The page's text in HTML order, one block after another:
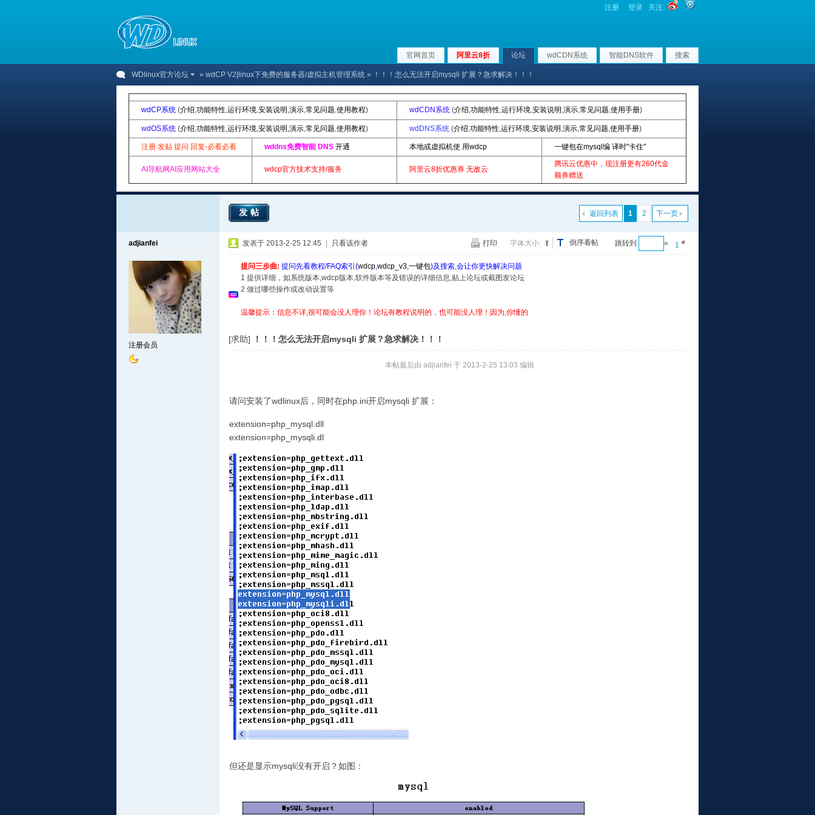
注册 登录 关注:
官网首页 阿里云8折 论坛 wdCDN系统 智能DNS软件 搜索
WDlinux官方论坛 » wdCP V2|linux下免费的服务器/虚拟主机管理系统 » ！！！怎么无法开启mysqli 扩展？急求解决！！！
wdCP系统 (介绍,功能特性,运行环境,安装说明 ,演示,常见问题,使用教程) wdCDN系统 (介绍,功能特性,运行环境,安装说明 ,演示,常见问题,使用手册)
wdOS系统 (介绍,功能特性,运行环境,安装说明 ,演示,常见问题,使用教程) wdDNS系统 (介绍,功能特性,运行环境,安装说明 ,演示,常见问题,使用手册)
注册 发贴 提问 回复-必看必看 wddns免费智能 DNS 开通 本地或虚拟机使 用wdcp 一键包在mysql编 译时"卡住"
AI导航网AI应用网站大全 wdcp官方技术支持/服务 阿里云8折优惠券 无敌云
腾讯云优惠中，现注册更有260代金
额券赠送
1 2 下一页
返回列表
发帖
adjianfei
注册会员
1 #
跳转到 »
倒序看帖
打印 字体大小:
发表于 2013-2-25 12:45 只看该作者
提问三步曲: 提问先看教程/FAQ索引(wdcp,wdcp_v3,一键包)及搜索,会让你更快解决问题
1 提供详细，如系统版本,wdcp版本,软件版本等及错误的详细信息,贴上论坛或截图发论坛
2 做过哪些操作或改动设置等
温馨提示：信息不详,很可能会没人理你！论坛有教程说明的，也可能没人理！因为,你懂的
[求助] ！！！怎么无法开启mysqli 扩展？急求解决！！！
本帖最后由 adjianfei 于 2013-2-25 13:03 编辑
请问安装了wdlinux后，同时在php.ini开启mysqli 扩展：
extension=php_mysql.dll
extension=php_mysqli.dl
但还是显示mysqli没有开启？如图：